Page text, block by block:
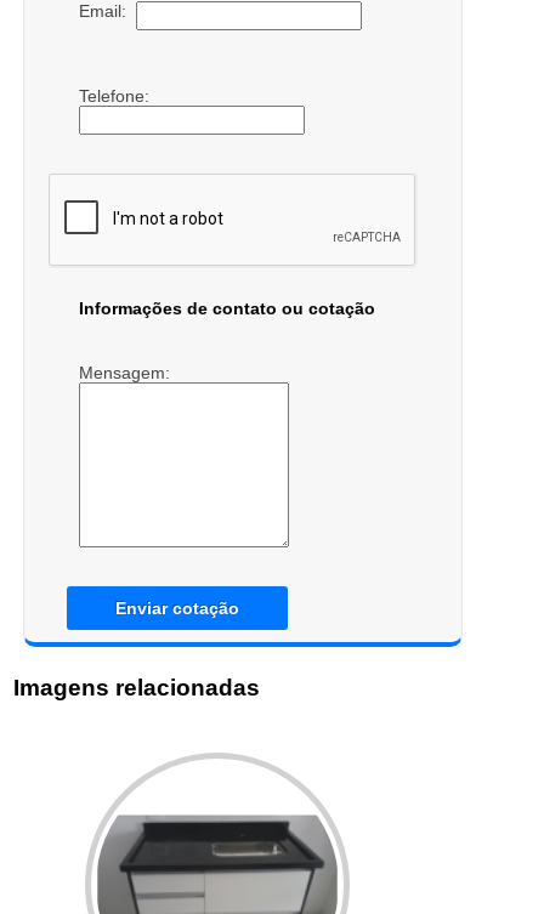
Email:
Telefone:
Informações de contato ou cotação
Mensagem:
Enviar cotação
Imagens relacionadas